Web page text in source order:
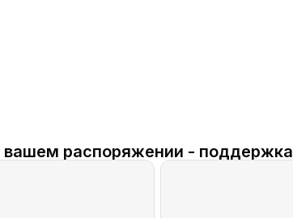
распоряжении - поддержка